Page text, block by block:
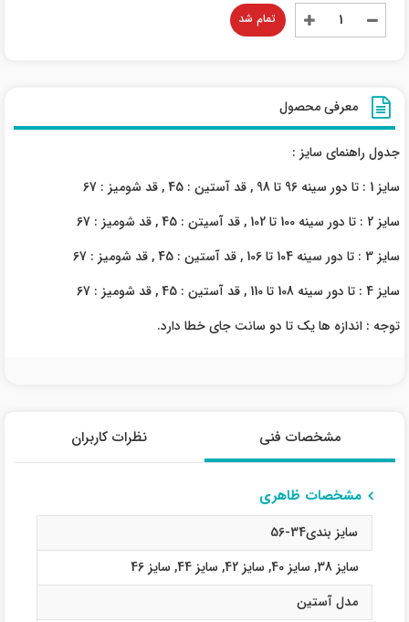
تمام شد
معرفی محصول
جدول راهنمای سایز :
سایز 1 : تا دور سینه 96 تا 98 , قد آستین : 45 , قد شومیز : 67
سایز 2 : تا دور سینه 100 تا 102 , قد آسیتن : 45 , قد شومیز : 67
سایز 3 : تا دور سینه 104 تا 106 , قد آستین : 45 , قد شومیز : 67
سایز 4 : تا دور سینه 108 تا 110 , قد آستین : 45 , قد شومیز : 67
توجه : اندازه ها یک تا دو سانت جای خطا دارد.
مشخصات فنی نظرات کاربران
مشخصات ظاهری
سایز بندی34-56
سایز 38
, سایز 40 , سایز 42 , سایز 44 , سایز 46
مدل آستین